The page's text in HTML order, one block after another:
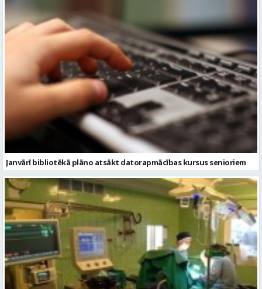
Janvārī bibliotēkā plāno atsākt datorapmācības kursus senioriem